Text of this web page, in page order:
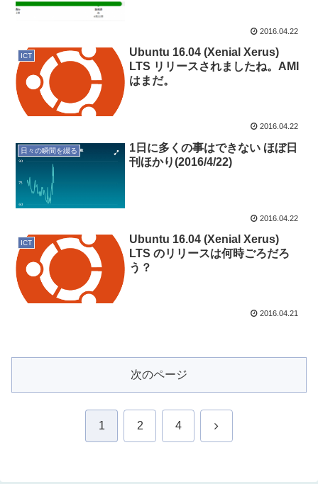
2016.04.22
ICT
Ubuntu 16.04 (Xenial Xerus)
LTS リリースされましたね。AMI
はまだ。
2016.04.22
日々の瞬間を綴る
1日に多くの事はできない ほぼ日
刊ほかり(2016/4/22)
2016.04.22
ICT
Ubuntu 16.04 (Xenial Xerus)
LTS のリリースは何時ごろだろ
う？
2016.04.21
次のページ
1 2 4 次